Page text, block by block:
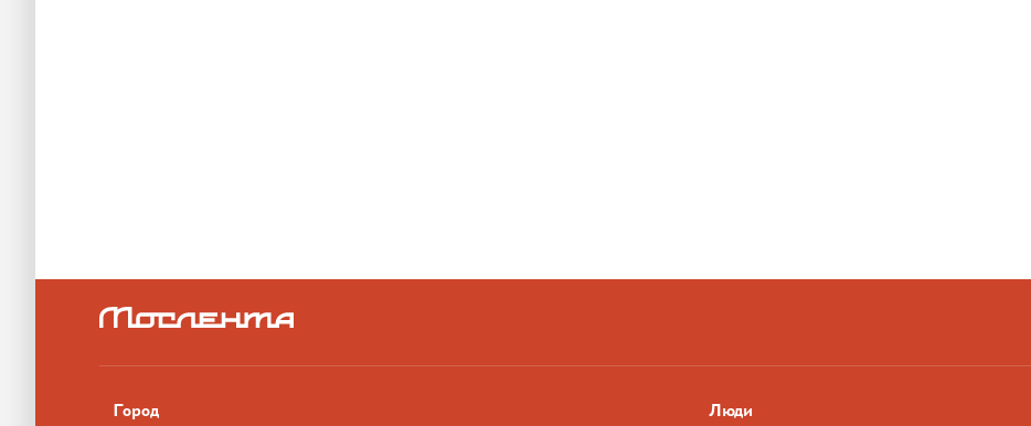
Город Люди